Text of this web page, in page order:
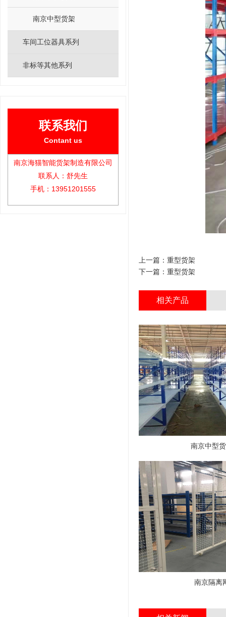
南京中型货架
车间工位器具系列
非标等其他系列
联系我们
Contant us
南京海猫智能货架制造有限公司
联系人：舒先生
手机：13951201555
上一篇： 重型货架
下一篇： 重型货架
相关产品
南京中型
南京隔离